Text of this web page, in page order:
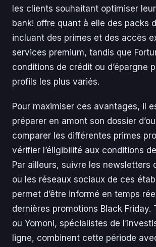
les clients souhaitant optimiser
bank! offre quant à elle des packs
incluant des primes et des accès
services premium, tandis que
conditions de crédit ou d’épargne
profils les plus variés.
Pour maximiser ces avantages, il
préparer en amont son dossier
comparer les différentes primes
vérifier l’éligibilité aux conditions
Par ailleurs, suivre les newsletters
ou les réseaux sociaux de ces
permet d’être informé en temps
dernières promotions Black Friday.
ou Yomoni, spécialistes de
ligne, combinent cette période